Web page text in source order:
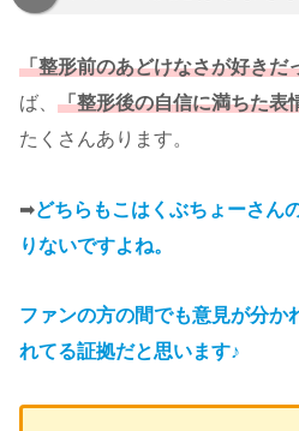
「整形前のあどけなさが好きだ
ば、 「整形後の自信に満ちた表
たくさんあります。
➡どちらもこはくぶちょーさん
りないですよね。
ファンの方の間でも意見が分か
れてる証拠だと思います♪